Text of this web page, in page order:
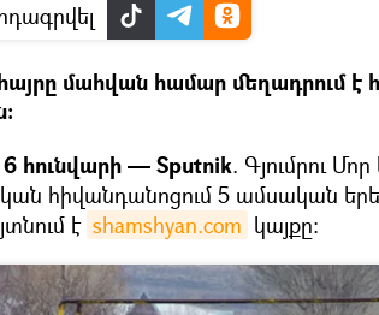
մահվան համար մեղադրում է
հունվարի — Sputnik. Գյումրու
հիվանդանոցում 5 ամսական
է shamshyan.com կայքը: